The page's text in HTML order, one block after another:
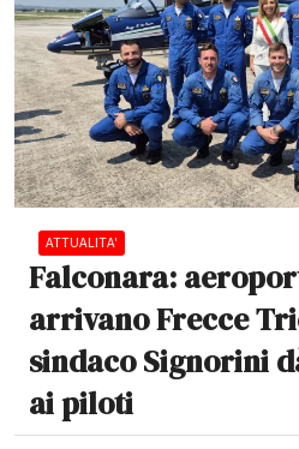
ATTUALITA'
Falconara:
arrivano Frecce
sindaco Signorini
ai piloti